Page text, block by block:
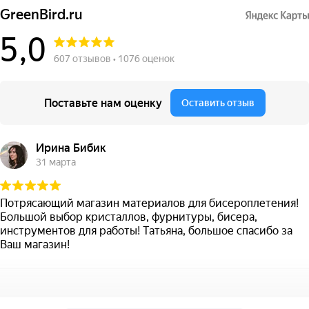
GreenBird.ru
5,0 607 отзывов • 1076 оценок
Поставьте нам оценку Оставить отзыв
Ирина Бибик
31 марта
Потрясающий магазин материалов для бисероплетения!
Большой выбор кристаллов, фурнитуры, бисера,
инструментов для работы! Татьяна, большое спасибо за
Ваш магазин!